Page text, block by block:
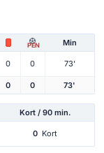
PEN Min
0 0 73'
0 0 73'
Kort / 90 min.
0 Kort